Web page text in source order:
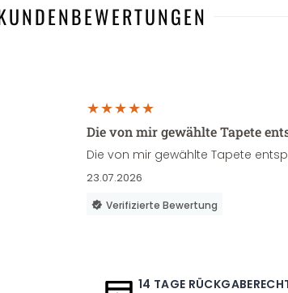
Die von mir gewählte Tapete
Die von mir gewählte Tapete
23.07.2026
Verifizierte Bewertung
14 TAGE